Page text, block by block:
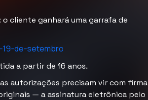
o cliente ganhará uma garrafa de
19-de-setembro
a partir de 16 anos.
autorizações precisam vir com firma
— a assinatura eletrônica pelo